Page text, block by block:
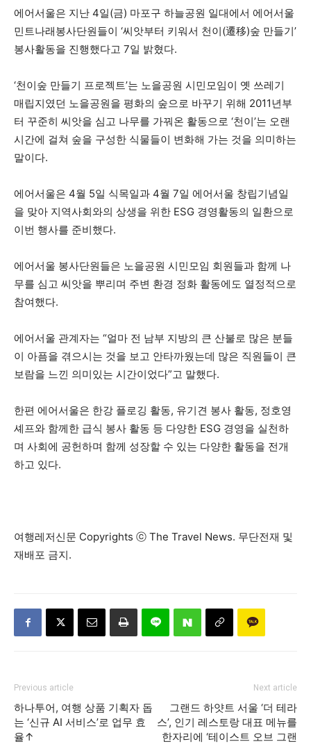
에어서울은 지난 4일(금) 마포구 하늘공원 일대에서 에어서울
민트나래봉사단원들이 ‘씨앗부터 키워서 천이(遷移)숲 만들기’
봉사활동을 진행했다고 7일 밝혔다.
‘천이숲 만들기 프로젝트’는 노을공원 시민모임이 옛 쓰레기
매립지였던 노을공원을 평화의 숲으로 바꾸기 위해 2011년부
터 꾸준히 씨앗을 심고 나무를 가꿔온 활동으로 ‘천이’는 오랜
시간에 걸쳐 숲을 구성한 식물들이 변화해 가는 것을 의미하는
말이다.
에어서울은 4월 5일 식목일과 4월 7일 에어서울 창립기념일
을 맞아 지역사회와의 상생을 위한 ESG 경영활동의 일환으로
이번 행사를 준비했다.
에어서울 봉사단원들은 노을공원 시민모임 회원들과 함께 나
무를 심고 씨앗을 뿌리며 주변 환경 정화 활동에도 열정적으로
참여했다.
에어서울 관계자는 “얼마 전 남부 지방의 큰 산불로 많은 분들
이 아픔을 겪으시는 것을 보고 안타까웠는데 많은 직원들이 큰
보람을 느낀 의미있는 시간이었다”고 말했다.
한편 에어서울은 한강 플로깅 활동, 유기견 봉사 활동, 정호영
셰프와 함께한 급식 봉사 활동 등 다양한 ESG 경영을 실천하
며 사회에 공헌하며 함께 성장할 수 있는 다양한 활동을 전개
하고 있다.
여행레저신문 Copyrights ⓒ The Travel News. 무단전재 및
재배포 금지.
Previous article
하나투어, 여행 상품 기획자 돕
는 ‘신규 AI 서비스’로 업무 효
율↑
Next article
그랜드 하얏트 서울 ‘더 테라
스’, 인기 레스토랑 대표 메뉴를
한자리에 ‘테이스트 오브 그랜